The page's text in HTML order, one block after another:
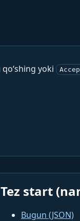
qo‘shing yoki
Tez start
Bugun (JSON)